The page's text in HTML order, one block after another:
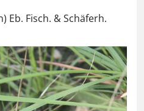
Eb. Fisch. & Schäferh.